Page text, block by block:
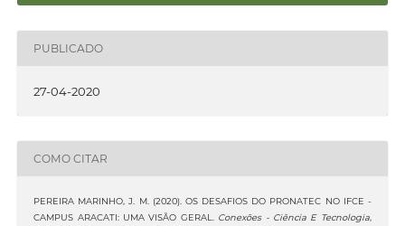
PUBLICADO
27-04-2020
COMO CITAR
PEREIRA MARINHO, J. M. (2020). OS DESAFIOS DO PRONATEC NO IFCE -
CAMPUS ARACATI: UMA VISÃO GERAL. Conexões - Ciência E Tecnologia,